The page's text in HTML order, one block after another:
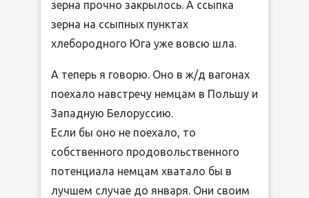
зерна прочно закрылось. А ссыпка
зерна на ссыпных пунктах
хлебородного Юга уже вовсю шла.
А теперь я говорю. Оно в ж/д вагонах
поехало навстречу немцам в Польшу и
Западную Белоруссию.
Если бы оно не поехало, то
собственного продовольственного
потенциала немцам хватало бы в
лучшем случае до января. Они своим